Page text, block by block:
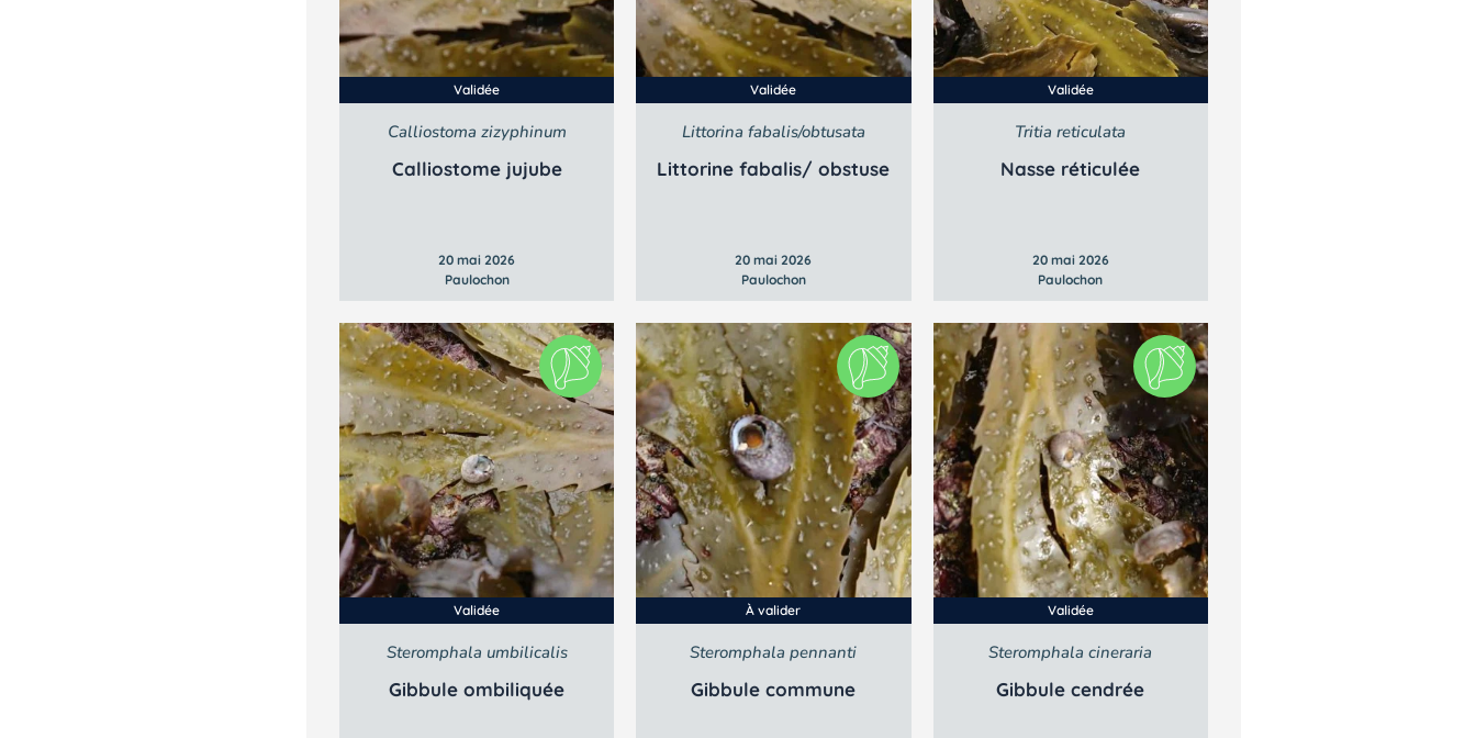
Validée
Calliostoma zizyphinum
Calliostome jujube
20 mai 2026
Paulochon
Validée
Littorina fabalis/obtusata
Littorine fabalis/ obstuse
20 mai 2026
Paulochon
Validée
Tritia reticulata
Nasse réticulée
20 mai 2026
Paulochon
Validée
Steromphala umbilicalis
Gibbule ombiliquée
À valider
Steromphala pennanti
Gibbule commune
Validée
Steromphala cineraria
Gibbule cendrée